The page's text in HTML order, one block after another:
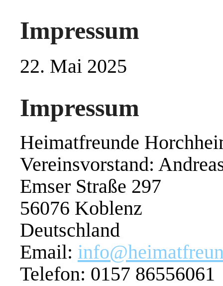
Impressum
22. Mai 2025
Impressum
Heimatfreunde
Vereinsvorstand:
Emser Straße 297
56076 Koblenz
Deutschland
Email:
Telefon: 0157 86556061